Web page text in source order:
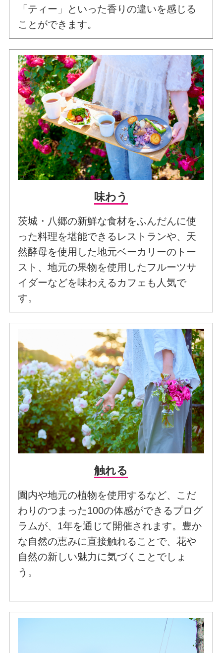
「ティー」といった香りの違いを感じる
ことができます。
味わう
茨城・八郷の新鮮な食材をふんだんに使
った料理を堪能できるレストランや、天
然酵母を使用した地元ベーカリーのトー
スト、地元の果物を使用したフルーツサ
イダーなどを味わえるカフェも人気で
す。
触れる
園内や地元の植物を使用するなど、こだ
わりのつまった100の体感ができるプログ
ラムが、1年を通じて開催されます。豊か
な自然の恵みに直接触れることで、花や
自然の新しい魅力に気づくことでしょ
う。